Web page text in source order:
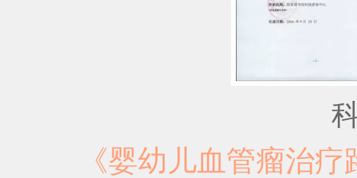
科
《婴幼儿血管瘤治疗